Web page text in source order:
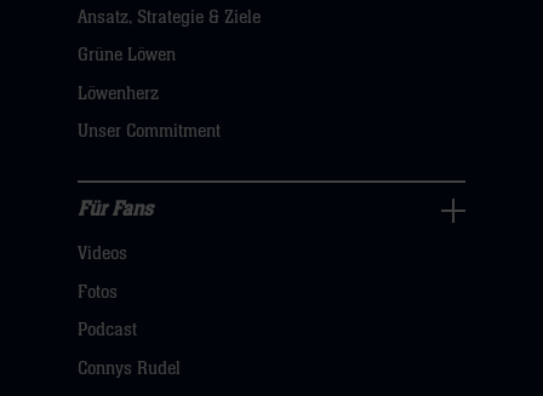
Navigation
öffnen,
dann
klicken
hier
Ansatz, Strategie & Ziele
Grüne Löwen
Löwenherz
Unser Commitment
Fans
Navigation
öffnen,
Für Fans
Videos
Fotos
Podcast
Connys Rudel